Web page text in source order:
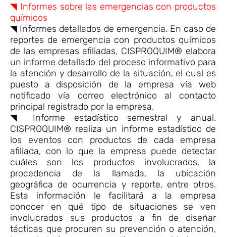
◥ Informes sobre las emergencias con productos
químicos
◥ Informes detallados de emergencia. En caso de
reportes de emergencia con productos químicos
de las empresas afiliadas, CISPROQUIM® elabora
un informe detallado del proceso informativo para
la atención y desarrollo de la situación, el cual es
puesto a disposición de la empresa vía web
notificado vía correo electrónico al contacto
principal registrado por la empresa.
◥ Informe estadístico semestral y anual.
CISPROQUIM® realiza un informe estadístico de
los eventos con productos de cada empresa
afiliada, con lo que la empresa puede detectar
cuáles son los productos involucrados, la
procedencia de la llamada, la ubicación
geográfica de ocurrencia y reporte, entre otros.
Esta información le facilitará a la empresa
conocer en qué tipo de situaciones se ven
involucrados sus productos a fin de diseñar
tácticas que procuren su prevención o atención,